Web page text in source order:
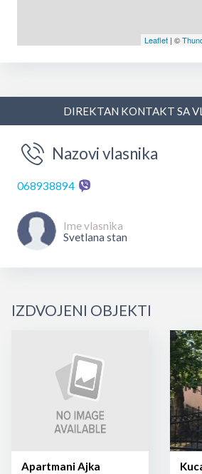
Leaflet | ©
DIREKTAN KONTAKT SA
Nazovi vlasnika
068938894
Ime vlasnika
Svetlana stan
IZDVOJENI OBJEKTI
Apartmani Ajka